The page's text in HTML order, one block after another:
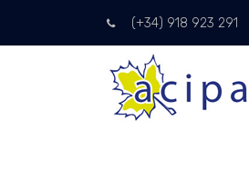
(+34) 918 923 291